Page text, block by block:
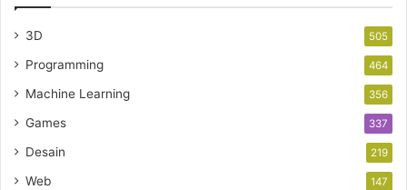
3D 505
Programming 464
Machine Learning 356
Games 337
Desain 219
Web 147